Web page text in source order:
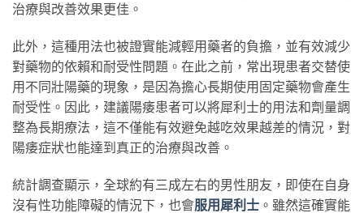
治療與改善效果更佳。
此外，這種用法也被證實能減輕用藥者的負擔，並有效減少
對藥物的依賴和耐受性問題。在此之前，常出現患者交替使
用不同壯陽藥的現象，是因為擔心長期使用固定藥物會產生
耐受性。因此，建議陽痿患者可以將犀利士的用法和劑量調
整為長期療法，這不僅能有效避免越吃效果越差的情況，對
陽痿症狀也能達到真正的治療與改善。
統計調查顯示，全球約有三成左右的男性朋友，即使在自身
沒有性功能障礙的情況下，也會服用犀利士 。雖然這確實能